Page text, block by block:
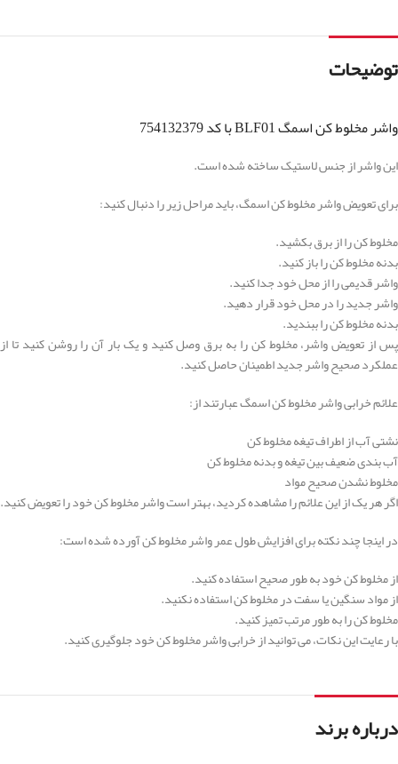
توضیحات
واشر مخلوط کن اسمگ BLF01 با کد 754132379
این واشر از جنس لاستیک ساخته شده است.
برای تعویض واشر مخلوط کن اسمگ، باید مراحل زیر را دنبال کنید:
مخلوط کن را از برق بکشید.
بدنه مخلوط کن را باز کنید.
واشر قدیمی را از محل خود جدا کنید.
واشر جدید را در محل خود قرار دهید.
بدنه مخلوط کن را ببندید.
پس از تعویض واشر، مخلوط کن را به برق وصل کنید و یک بار آن را روشن کنید تا از
عملکرد صحیح واشر جدید اطمینان حاصل کنید.
علائم خرابی واشر مخلوط کن اسمگ عبارتند از:
نشتی آب از اطراف تیغه مخلوط کن
آب بندی ضعیف بین تیغه و بدنه مخلوط کن
مخلوط نشدن صحیح مواد
اگر هر یک از این علائم را مشاهده کردید، بهتر است واشر مخلوط کن خود را تعویض کنید.
در اینجا چند نکته برای افزایش طول عمر واشر مخلوط کن آورده شده است:
از مخلوط کن خود به طور صحیح استفاده کنید.
از مواد سنگین یا سفت در مخلوط کن استفاده نکنید.
مخلوط کن را به طور مرتب تمیز کنید.
با رعایت این نکات، می توانید از خرابی واشر مخلوط کن خود جلوگیری کنید.
درباره برند